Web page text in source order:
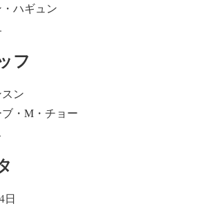
ハギュン
フ
ン
・M・チョー
日